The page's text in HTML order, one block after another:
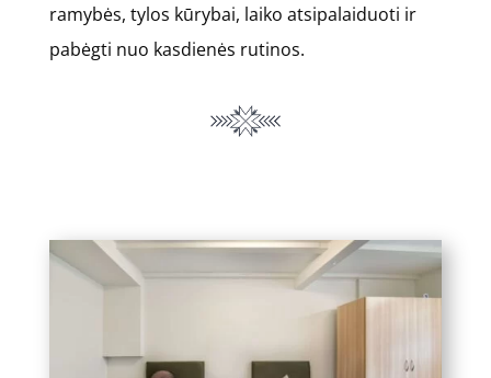
ramybės, tylos kūrybai, laiko atsipalaiduoti ir
pabėgti nuo kasdienės rutinos.